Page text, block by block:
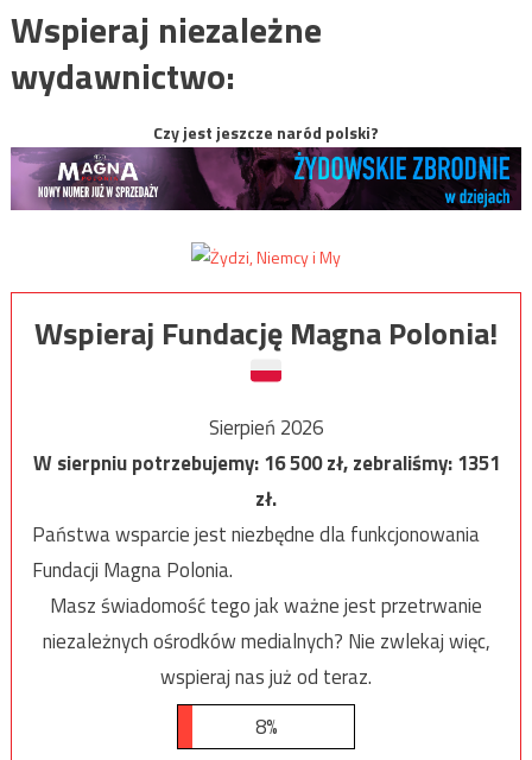
Wspieraj niezależne
wydawnictwo:
Czy jest jeszcze naród polski?
Wspieraj Fundację Magna Polonia!
Sierpień 2026
W sierpniu potrzebujemy:16 500zł, zebraliśmy:1351
zł.
Państwa wsparcie jest niezbędne dla funkcjonowania
Fundacji Magna Polonia.
Masz świadomość tego jak ważne jest przetrwanie
niezależnych ośrodków medialnych? Nie zwlekaj więc,
wspieraj nas już od teraz.
8%